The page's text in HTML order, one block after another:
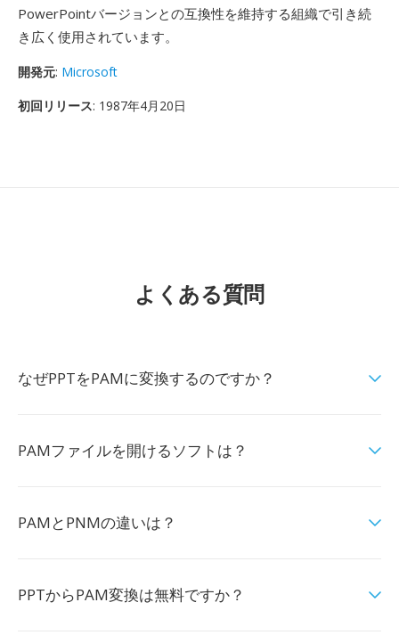
PowerPointバージョンとの互換性を維持する組織で引き続
き広く使用されています。
開発元: Microsoft
初回リリース: 1987年4月20日
よくある質問
なぜPPTをPAMに変換するのですか？
PAMファイルを開けるソフトは？
PAMとPNMの違いは？
PPTからPAM変換は無料ですか？